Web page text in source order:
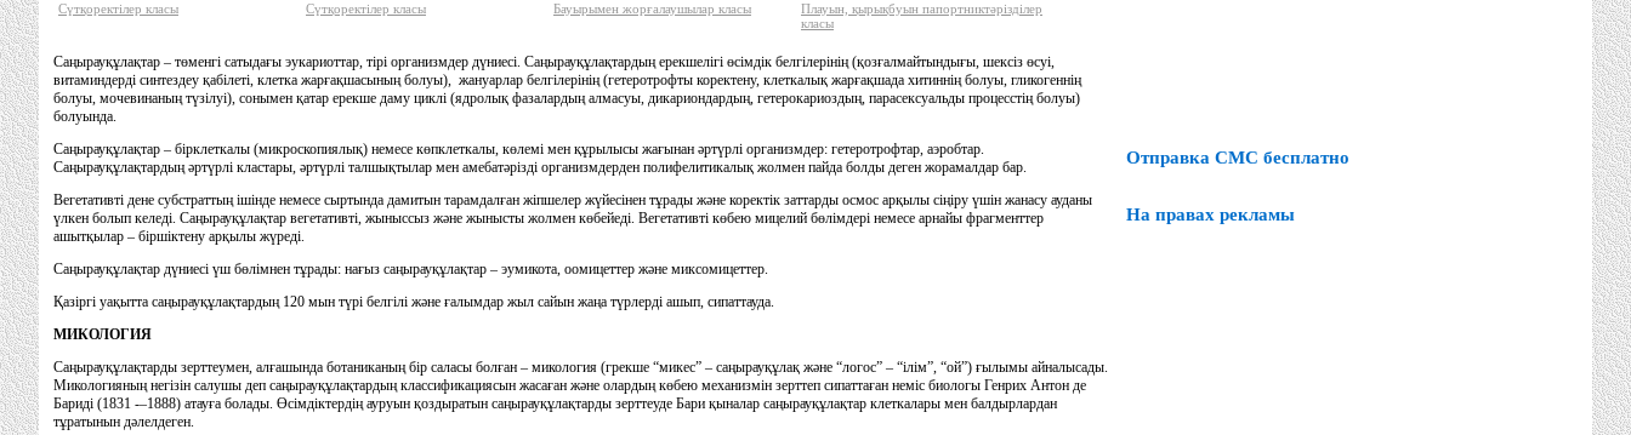
Сүтқоректілер класы Сүтқоректілер класы Бауырымен жорғалаушылар класы
Плауын, қырықбуын папортниктәрізділер
класы
Саңырауқұлақтар – төменгi сатыдағы эукариоттар, тiрi организмдер дүниесi. Саңырауқұлақтардың ерекшелiгi өсiмдiк белгiлерiнiң (қозғалмайтындығы, шексiз өсуi,
витаминдердi синтездеу қабiлетi, клетка жарғақшасының болуы), жануарлар белгiлерiнiң (гетеротрофты коректену, клеткалық жарғақшада хитиннiң болуы, гликогеннiң
болуы, мочевинаның түзiлуi), сонымен қатар ерекше даму циклi (ядролық фазалардың алмасуы, дикариондардың, гетерокариоздың, парасексуальды процесстiң болуы)
болуында.
Саңырауқұлақтар – бiрклеткалы (микроскопиялық) немесе көпклеткалы, көлемi мен құрылысы жағынан әртүрлi организмдер: гетеротрофтар, аэробтар.
Саңырауқұлақтардың әртүрлi кластары, әртүрлi талшықтылар мен амебатәрiздi организмдерден полифелитикалық жолмен пайда болды деген жорамалдар бар.
Вегетативтi дене субстраттың iшiнде немесе сыртында дамитын тарамдалған жiпшелер жүйесiнен тұрады және коректiк заттарды осмос арқылы сiңiру үшiн жанасу ауданы
үлкен болып келедi. Саңырауқұлақтар вегетативтi, жыныссыз және жынысты жолмен көбейедi. Вегетативтi көбею мицелий бөлiмдерi немесе арнайы фрагменттер
ашытқылар – бiршiктену арқылы жүредi.
Саңырауқұлақтар дүниесi үш бөлiмнен тұрады: нағыз саңырауқұлақтар – эумикота, оомицеттер және миксомицеттер.
Қазiргi уақытта саңырауқұлақтардың 120 мын түрi белгiлi және ғалымдар жыл сайын жаңа түрлердi ашып, сипаттауда.
МИКОЛОГИЯ
Саңырауқұлақтарды зерттеумен, алғашында ботаниканың бiр саласы болған – микология (грекше “микес” – саңырауқұлақ және “логос” – “iлiм”, “ой”) ғылымы айналысады.
Микологияның негiзiн салушы деп саңырауқұлақтардың классификациясын жасаған және олардың көбею механизмiн зерттеп сипаттаған немiс биологы Генрих Антон де
Баридi (1831 -–1888) атауға болады. Өсiмдiктердiң ауруын қоздыратын саңырауқұлақтарды зерттеуде Бари қыналар саңырауқұлақтар клеткалары мен балдырлардан
тұратынын дәлелдеген.
Отправка СМС бесплатно
На правах рекламы